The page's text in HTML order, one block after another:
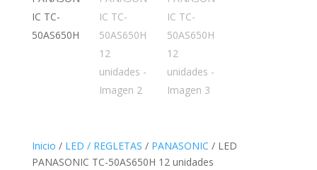
Inicio / LED / REGLETAS / PANASONIC / LED
PANASONIC TC-50AS650H 12 unidades